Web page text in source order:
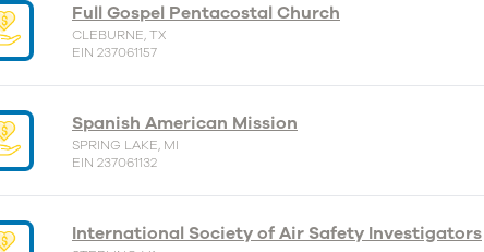
Full Gospel Pentacostal Church
CLEBURNE, TX
EIN 237061157
Spanish American Mission
SPRING LAKE, MI
EIN 237061132
International Society of Air Safety Investigators